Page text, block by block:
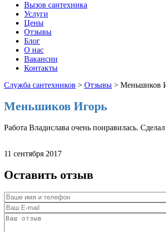
Вызов сантехника
Услуги
Цены
Отзывы
Блог
О нас
Вакансии
Контакты
Служба сантехников > Отзывы > Меньшиков
Меньшиков Игорь
Работа Владислава очень понравилась.
11 сентября 2017
Оставить отзыв